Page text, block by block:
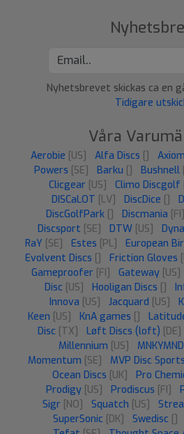
Nyhetsbrevet skickas ca en
Tidigare
Våra
Aerobie [US] Alfa Discs []
Powers [SE] Barku [] Bushnell
Clicgear [US] Climo Discgolf
DISCaLOT [LV] DiscDice []
DiscGolfPark [] Discmania [FI]
Discsport [SE] DTW [US]
RaY [SE] Estes [PL] European
Evolvent Discs [] Friction Gloves
Gameproofer [FI] Gateway [US]
Disc [US] Hooligan Discs []
Innova [US] Jacquard [US]
Keen [US] KnA games []
Disc [TX] Løft Discs (loft) [DE]
Millennium [US]
Momentum [SE] MVP Disc Sports
Ocean Discs [UK] Pro
Prodigy [US] Prodiscus [FI]
Sigr [NO] Squatch [US]
SuperSonic [DK] Swedisc []